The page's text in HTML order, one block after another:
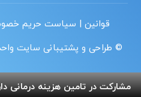
قوانین | سیاست حریم
© طراحی و پشتیبانی سایت
مشارکت در تامین هزینه درمانی داود، پدری 56